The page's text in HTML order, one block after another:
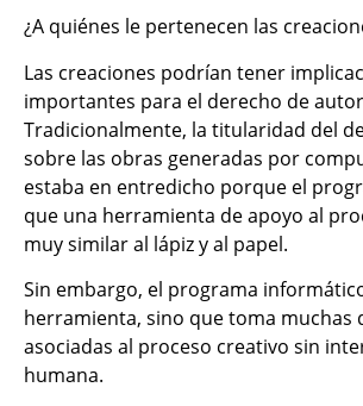
¿A quiénes le pertenecen las
Las creaciones podrían tener
importantes para el derecho de
Tradicionalmente, la titularidad del
sobre las obras generadas por
estaba en entredicho porque el
que una herramienta de apoyo al
muy similar al lápiz y al papel.
Sin embargo, el programa
herramienta, sino que toma muchas
asociadas al proceso creativo sin
humana.